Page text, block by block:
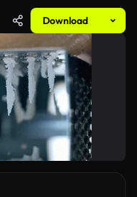
Download